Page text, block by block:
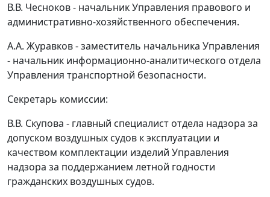
В.В. Чесноков - начальник Управления правового и
административно-хозяйственного обеспечения.
А.А. Журавков - заместитель начальника Управления
- начальник информационно-аналитического отдела
Управления транспортной безопасности.
Секретарь комиссии:
В.В. Скупова - главный специалист отдела надзора за
допуском воздушных судов к эксплуатации и
качеством комплектации изделий Управления
надзора за поддержанием летной годности
гражданских воздушных судов.